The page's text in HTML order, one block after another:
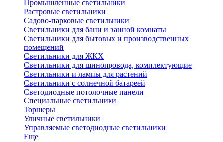
Промышленные светильники
Растровые светильники
Садово-парковые светильники
Светильники для бани и ванной комнаты
Светильники для бытовых и производственных
помещений
Светильники для ЖКХ
Светильники для шинопровода, комплектующие
Светильники и лампы для растений
Светильники с солнечной батареей
Светодиодные потолочные панели
Специальные светильники
Торшеры
Уличные светильники
Управляемые светодиодные светильники
Еще